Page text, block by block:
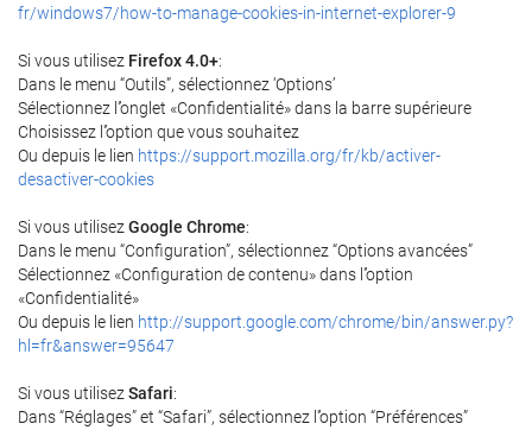
fr/windows7/how-to-manage-cookies-in-internet-explorer-9
Si vous utilisez Firefox 4.0+:
Dans le menu “Outils”, sélectionnez ‘Options’
Sélectionnez l'’onglet «Confidentialité» dans la barre supérieure
Choisissez l'’option que vous souhaitez
Ou depuis le lien https://support.mozilla.org/fr/kb/activer-
desactiver-cookies
Si vous utilisez Google Chrome:
Dans le menu “Configuration”, sélectionnez “Options avancées”
Sélectionnez «Configuration de contenu» dans l'’option
«Confidentialité»
Ou depuis le lien http://support.google.com/chrome/bin/answer.py?
hl=fr&answer=95647
Si vous utilisez Safari:
Dans “Réglages” et “Safari”, sélectionnez l'’option “Préférences”